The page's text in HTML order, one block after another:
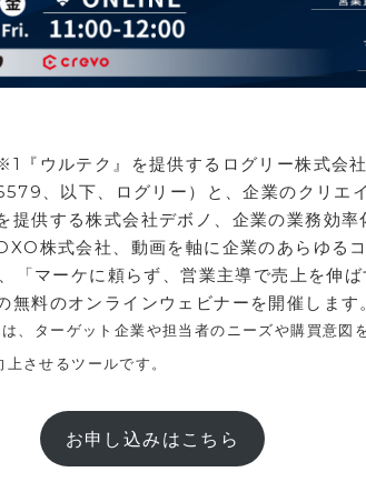
『ウルテク』を提供するログリー株式会
、以下、ログリー）と、企業のクリエ
提供する株式会社デボノ、企業の業務効率
株式会社、動画を軸に企業のあらゆる
マーケに頼らず、営業主導で売上を伸
料のオンラインウェビナーを開催します
、ターゲット企業や担当者のニーズや購買意図
させるツールです。
お申し込みはこちら